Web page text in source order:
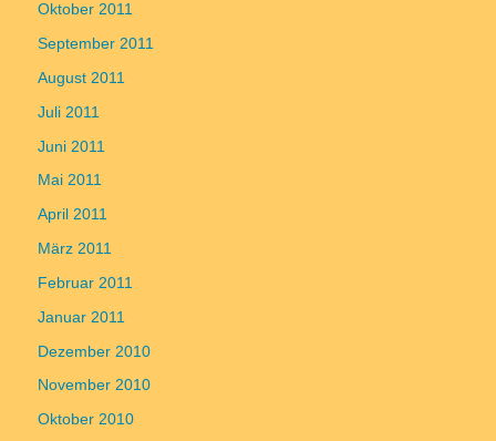
Oktober 2011
September 2011
August 2011
Juli 2011
Juni 2011
Mai 2011
April 2011
März 2011
Februar 2011
Januar 2011
Dezember 2010
November 2010
Oktober 2010